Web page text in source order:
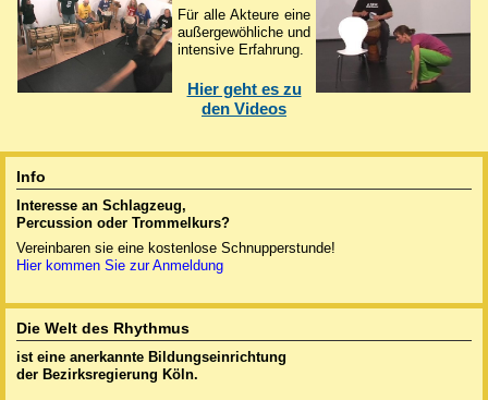
Info
Interesse an Schlagzeug,
Percussion oder Trommelkurs?
Vereinbaren sie eine kostenlose Schnupperstunde!
Hier kommen Sie zur Anmeldung
Die Welt des Rhythmus
ist eine anerkannte Bildungseinrichtung
der Bezirksregierung Köln.
Für alle Akteure eine
außergewöhliche und
intensive Erfahrung.
Hier geht es zu
den Videos